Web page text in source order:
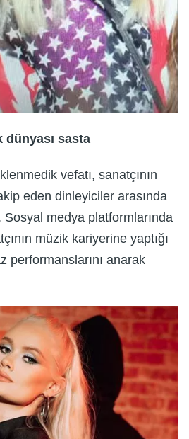
dünyası sasta
vefatı, sanatçının
eden dinleyiciler arasında
Sosyal medya platformlarında
müzik kariyerine yaptığı
performanslarını anarak